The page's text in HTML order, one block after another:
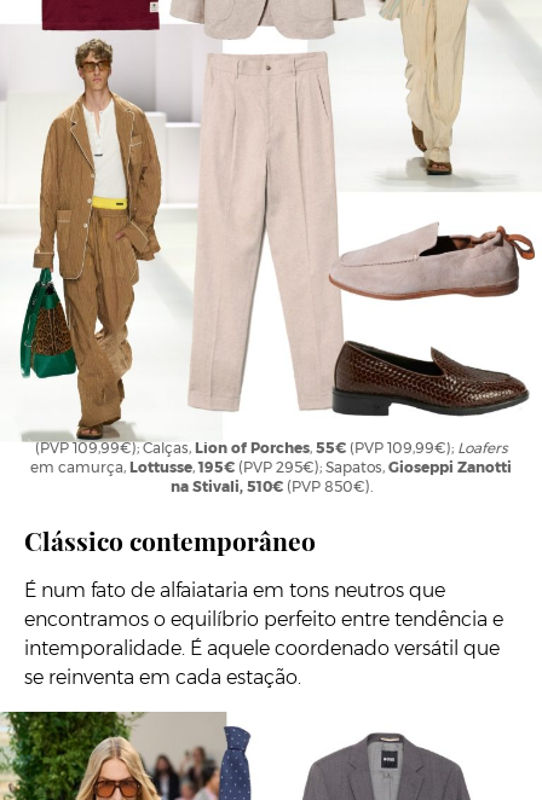
Polo,Lion of Porches
(PVP 109,99€); Calças, Lion of Porches,55€(PVP 109,99€); Loafers
em camurça, Lottusse,195€ (PVP 295€); Sapatos, Gioseppi Zanotti
na Stivali, 510€(PVP 850€).
Clássico contemporâneo
É num fato de alfaiataria em tons neutros que
encontramos o equilíbrio perfeito entre tendência e
intemporalidade. É aquele coordenado versátil que
se reinventa em cada estação.